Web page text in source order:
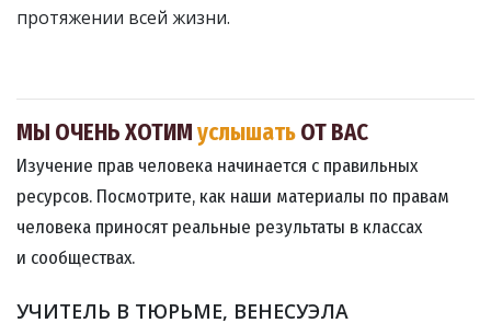
протяжении всей жизни.
МЫ ОЧЕНЬ ХОТИМ услышать ОТ ВАС
Изучение прав человека начинается с правильных
ресурсов. Посмотрите, как наши материалы по правам
человека приносят реальные результаты в классах
и сообществах.
УЧИТЕЛЬ В ТЮРЬМЕ, ВЕНЕСУЭЛА